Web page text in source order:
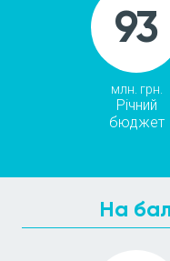
93
млн. грн.
Річний
бюджет
На